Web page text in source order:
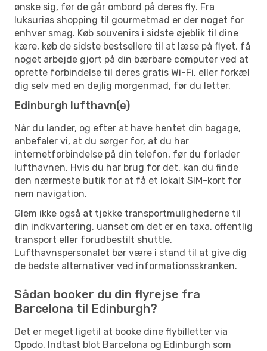
ønske sig, før de går ombord på deres fly. Fra
luksuriøs shopping til gourmetmad er der noget for
enhver smag. Køb souvenirs i sidste øjeblik til dine
kære, køb de sidste bestsellere til at læse på flyet, få
noget arbejde gjort på din bærbare computer ved at
oprette forbindelse til deres gratis Wi-Fi, eller forkæl
dig selv med en dejlig morgenmad, før du letter.
Edinburgh lufthavn(e)
Når du lander, og efter at have hentet din bagage,
anbefaler vi, at du sørger for, at du har
internetforbindelse på din telefon, før du forlader
lufthavnen. Hvis du har brug for det, kan du finde
den nærmeste butik for at få et lokalt SIM-kort for
nem navigation.
Glem ikke også at tjekke transportmulighederne til
din indkvartering, uanset om det er en taxa, offentlig
transport eller forudbestilt shuttle.
Lufthavnspersonalet bør være i stand til at give dig
de bedste alternativer ved informationsskranken.
Sådan booker du din flyrejse fra
Barcelona til Edinburgh?
Det er meget ligetil at booke dine flybilletter via
Opodo. Indtast blot Barcelona og Edinburgh som